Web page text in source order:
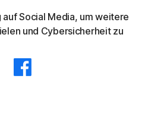
auf Social Media, um weitere
und Cybersicherheit zu